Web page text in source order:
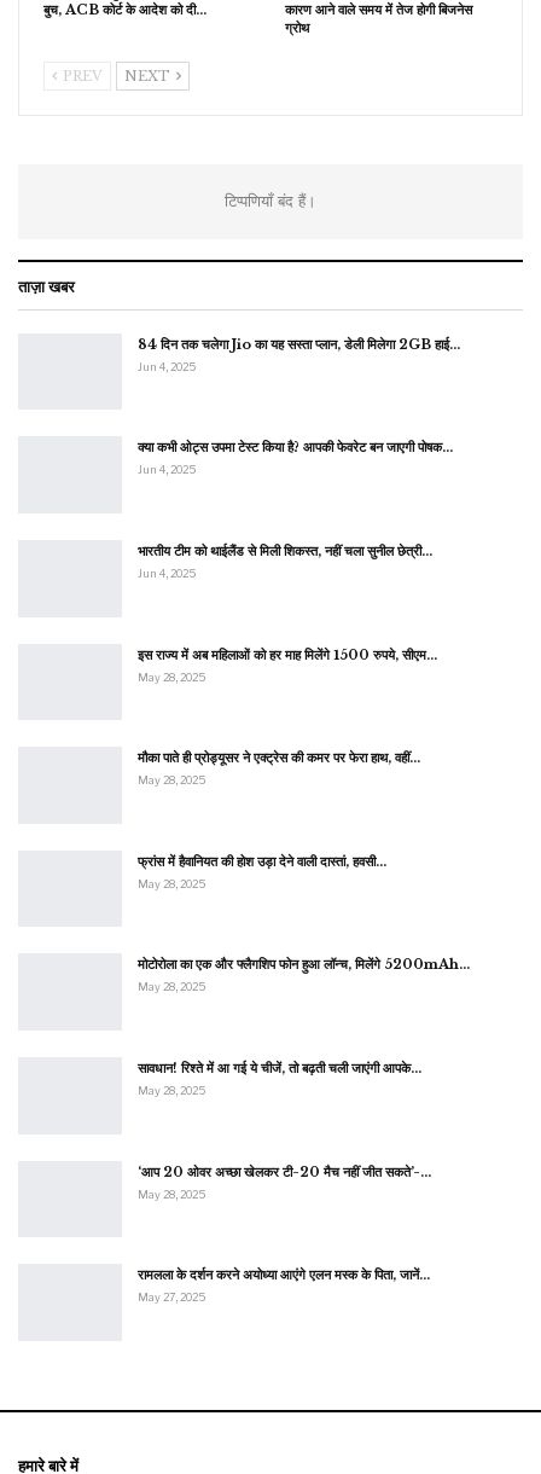
बुच, ACB कोर्ट के आदेश को दी…
कारण आने वाले समय में तेज होगी बिजनेस
ग्रोथ
PREV NEXT
टिप्पणियाँ बंद हैं।
ताज़ा खबर
84 दिन तक चलेगा Jio का यह सस्ता प्लान, डेली मिलेगा 2GB हाई…
Jun 4, 2025
क्या कभी ओट्स उपमा टेस्ट किया है? आपकी फेवरेट बन जाएगी पोषक…
Jun 4, 2025
भारतीय टीम को थाईलैंड से मिली शिकस्त, नहीं चला सुनील छेत्री…
Jun 4, 2025
इस राज्य में अब महिलाओं को हर माह मिलेंगे 1500 रुपये, सीएम…
May 28, 2025
मौका पाते ही प्रोड्यूसर ने एक्ट्रेस की कमर पर फेरा हाथ, वहीं…
May 28, 2025
फ्रांस में हैवानियत की होश उड़ा देने वाली दास्तां, हवसी…
May 28, 2025
मोटोरोला का एक और फ्लैगशिप फोन हुआ लॉन्च, मिलेंगे 5200mAh…
May 28, 2025
सावधान! रिश्ते में आ गई ये चीजें, तो बढ़ती चली जाएंगी आपके…
May 28, 2025
‘आप 20 ओवर अच्छा खेलकर टी-20 मैच नहीं जीत सकते’-…
May 28, 2025
रामलला के दर्शन करने अयोध्या आएंगे एलन मस्क के पिता, जानें…
May 27, 2025
हमारे बारे में